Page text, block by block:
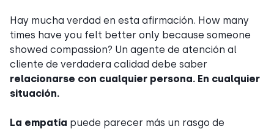
Hay mucha verdad en esta afirmación. How many
times have you felt better only because someone
showed compassion? Un agente de atención al
cliente de verdadera calidad debe saber
relacionarse con cualquier persona. En cualquier
situación.
La empatía puede parecer más un rasgo de